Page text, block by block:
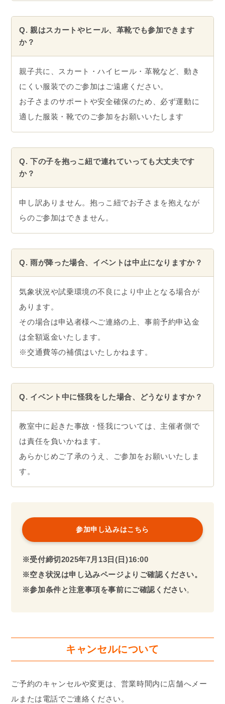
Q. 親はスカートやヒール、革靴でも参加できます
か？
親子共に、スカート・ハイヒール・革靴など、動き
にくい服装でのご参加はご遠慮ください。
お子さまのサポートや安全確保のため、必ず運動に
適した服装・靴でのご参加をお願いいたします
Q. 下の子を抱っこ紐で連れていっても大丈夫です
か？
申し訳ありません。抱っこ紐でお子さまを抱えなが
らのご参加はできません。
Q. 雨が降った場合、イベントは中止になりますか？
気象状況や試乗環境の不良により中止となる場合が
あります。
その場合は申込者様へご連絡の上、事前予約申込金
は全額返金いたします。
※交通費等の補償はいたしかねます。
Q. イベント中に怪我をした場合、どうなりますか？
教室中に起きた事故・怪我については、主催者側で
は責任を負いかねます。
あらかじめご了承のうえ、ご参加をお願いいたしま
す。
参加申し込みはこちら
※受付締切2025年7月13日(日)16:00
※空き状況は申し込みページよりご確認ください。
※参加条件と注意事項を事前にご確認ください。
キャンセルについて
ご予約のキャンセルや変更は、営業時間内に店舗へメー
ルまたは電話でご連絡ください。